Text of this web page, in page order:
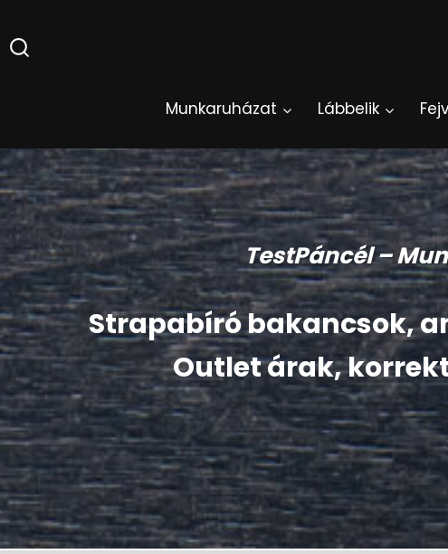
to
content
Munkaruházat Lábbelik
TestPáncél –
Strapabíró bakancsok,
Outlet árak,